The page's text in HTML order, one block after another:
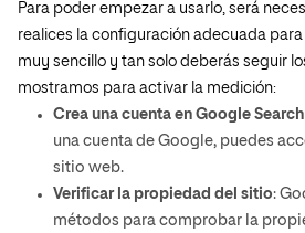
Para poder empezar a usarlo, será
realices la configuración adecuada para
muy sencillo y tan solo deberás seguir
mostramos para activar la medición:
Crea una cuenta en Google
una cuenta de Google, puedes
sitio web.
Verificar la propiedad del sitio:
métodos para comprobar la